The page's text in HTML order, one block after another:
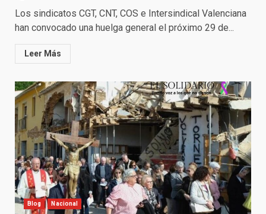
Los sindicatos CGT, CNT, COS e Intersindical Valenciana
han convocado una huelga general el próximo 29 de...
Leer Más
Blog Nacional